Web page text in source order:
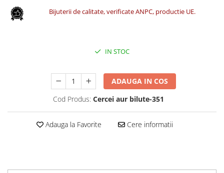
Bijuterii de calitate, verificate ANPC, productie UE.
IN STOC
ADAUGA IN COS
Cod Produs: Cercei aur bilute-351
Adauga la Favorite Cere informatii